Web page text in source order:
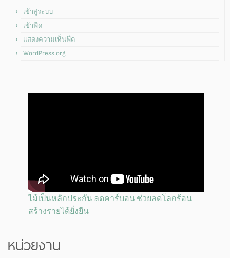
เข้าสู่ระบบ
เข้าฟีด
แสดงความเห็นฟีด
WordPress.org
ไม้เป็นหลักประกัน ลดคาร์บอน ช่วยลดโลกร้อน
สร้างรายได้ยั่งยืน
หน่วยงาน